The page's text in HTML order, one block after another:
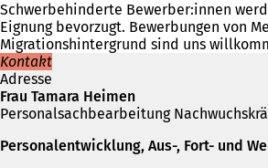
Schwerbehinderte Bewerber:innen
Eignung bevorzugt. Bewerbungen von
Migrationshintergrund sind uns
Kontakt
Adresse
Frau Tamara Heimen
Personalsachbearbeitung
Personalentwicklung, Aus-, Fort- und